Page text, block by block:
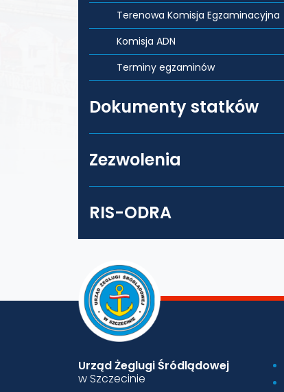
Terenowa Komisja Egzaminacyjna
Komisja ADN
Terminy egzaminów
Dokumenty statków
Zezwolenia
RIS-ODRA
Urząd Żeglugi Śródlądowej
w Szczecinie